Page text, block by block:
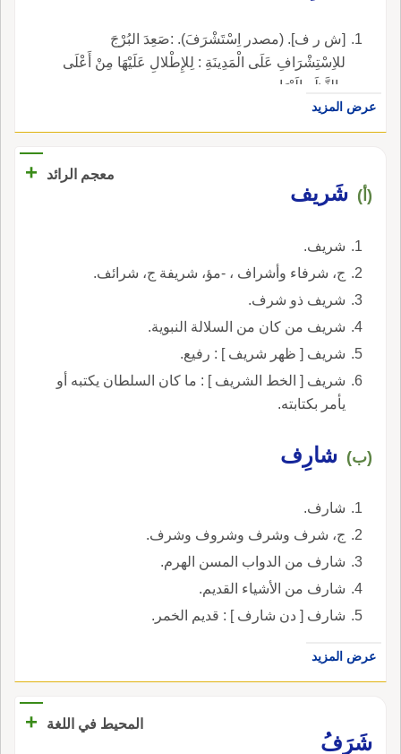
[ش ر ف]. (مصدر اِسْتَشْرَفَ). :صَعِدَ البُرْجَ
للاِسْتِشْرَافِ عَلَى الْمَدِينَةِ : لِلإِطْلالِ عَلَيْهَا مِنْ أَعْلَى
والنَّظَرِ إِلَيْهَا.
عرض المزيد
معجم الرائد +
(أ) شَريف
شريف.
ج، شرفاء وأشراف ، -مؤ، شريفة ج، شرائف.
شريف ذو شرف.
شريف من كان من السلالة النبوية.
شريف [ ظهر شريف ] : رفيع.
شريف [ الخط الشريف ] : ما كان السلطان يكتبه أو
يأمر بكتابته.
(ب) شارِف
شارف.
ج، شرف وشرف وشروف وشرف.
شارف من الدواب المسن الهرم.
شارف من الأشياء القديم.
شارف [ دن شارف ] : قديم الخمر.
عرض المزيد
المحيط في اللغة
+
شَرَفُ